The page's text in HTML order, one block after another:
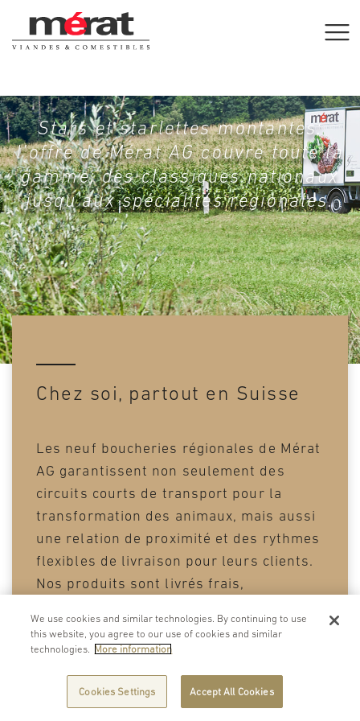
Stars et starlettes montantes:
l’offre de Mérat AG couvre toute la
gamme; des classiques nationaux
jusqu’aux spécialités régionales.
Chez soi, partout en Suisse
Les neuf boucheries régionales de Mérat
AG garantissent non seulement des
circuits courts de transport pour la
transformation des animaux, mais aussi
une relation de proximité et des rythmes
flexibles de livraison pour leurs clients.
Nos produits sont livrés frais,
We use cookies and similar technologies. By continuing to use
this website, you agree to our use of cookies and similar
technologies. More information
Cookies Settings Accept All Cookies